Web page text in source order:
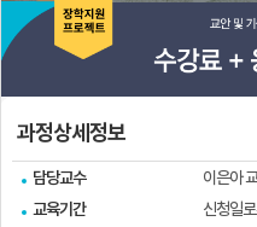
과정상세정보
담당교수
이은아
교육기간
신청일